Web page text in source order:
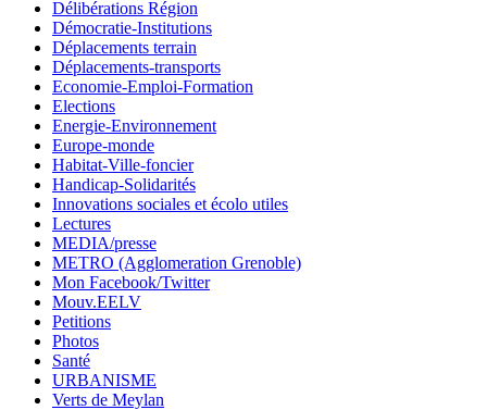
Délibérations Région
Démocratie-Institutions
Déplacements terrain
Déplacements-transports
Economie-Emploi-Formation
Elections
Energie-Environnement
Europe-monde
Habitat-Ville-foncier
Handicap-Solidarités
Innovations sociales et écolo utiles
Lectures
MEDIA/presse
METRO (Agglomeration Grenoble)
Mon Facebook/Twitter
Mouv.EELV
Petitions
Photos
Santé
URBANISME
Verts de Meylan